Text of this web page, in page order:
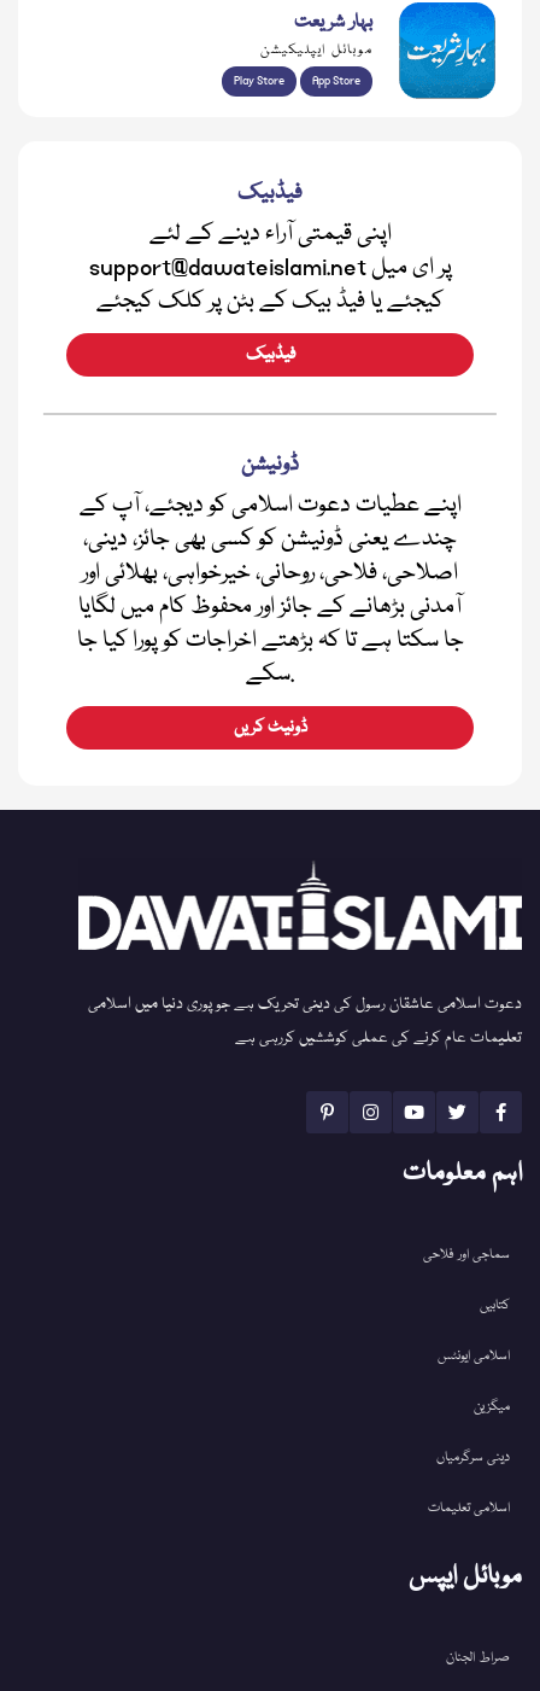
بہار شریعت
موبائل ایپلیکیشن
Play Store App Store
فیڈبیک
اپنی قیمتی آراء دینے کے لئے
support@dawateislami.net پر ای میل
کیجئے یا فیڈ بیک کے بٹن پر کلک کیجئے
فیڈبیک
ڈونیشن
اپنے عطیات دعوت اسلامی کو دیجئے، آپ کے
چندے یعنی ڈونیشن کو کسی بھی جائز، دینی،
اصلاحی، فلاحی، روحانی، خیرخواہی، بھلائی اور
آمدنی بڑھانے کے جائز اور محفوظ کام میں لگایا
جا سکتا ہے تا کہ بڑھتے اخراجات کو پورا کیا جا
سکے.
ڈونیٹ کریں
دعوت اسلامی عاشقان رسول کی دینی تحریک ہے جو پوری دنیا میں اسلامی
تعلیمات عام کرنے کی عملی کوششیں کررہی ہے
اہم معلومات
سماجی اور فلاحی
کتابیں
اسلامی ایونٹس
میگزین
دینی سرگرمیاں
اسلامی تعلیمات
موبائل ایپس
صراط الجنان